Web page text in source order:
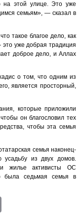
на этой улице. Это уже
семьям», — сказал в
такое благое дело, как
уже добрая традиция
доброе дело, и Аллах
о том, что одним из
является просторный,
которые приложили
он благословил тех
чтобы эта семья
семья наконец-
из двух домов.
жилье активисты ОС
была седьмая семья в